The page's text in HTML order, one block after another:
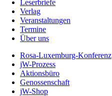
Leserbriefe
Verlag
Veranstaltungen
Termine
Über uns
Rosa-Luxemburg-Konferenz
jW-Prozess
Aktionsbüro
Genossenschaft
jW-Shop